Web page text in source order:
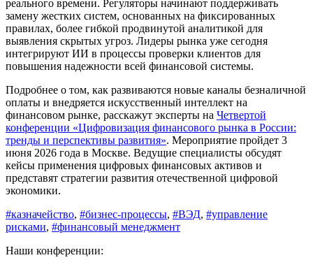
реального времени. Регуляторы начинают поддерживать
замену жестких систем, основанных на фиксированных
правилах, более гибкой продвинутой аналитикой для
выявления скрытых угроз. Лидеры рынка уже сегодня
интегрируют ИИ в процессы проверки клиентов для
повышения надежности всей финансовой системы.
Подробнее о том, как развиваются новые каналы безналичной
оплаты и внедряется искусственный интеллект на
финансовом рынке, расскажут эксперты на Четвертой
конференции «Цифровизация финансового рынка в России:
тренды и перспективы развития». Мероприятие пройдет 3
июня 2026 года в Москве. Ведущие специалисты обсудят
кейсы применения цифровых финансовых активов и
представят стратегии развития отечественной цифровой
экономики.
#казначейство, #бизнес-процессы, #ВЭД, #управление
рисками, #финансовый менеджмент
Наши конференции: